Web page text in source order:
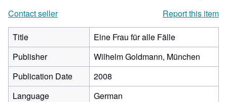
Contact seller
Report this item
Title
Eine Frau für alle Fälle
Publisher
Wilhelm Goldmann, München
Publication Date
2008
Language
German